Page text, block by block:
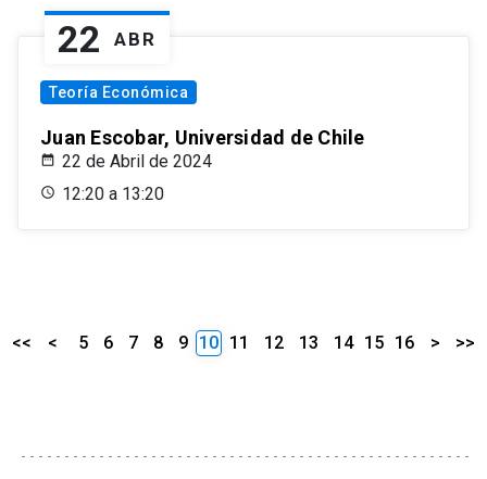
22 ABR
Teoría Económica
Juan Escobar, Universidad de Chile
22 de Abril de 2024
12:20 a 13:20
<< < 5 6 7 8 9 10 11 12 13 14 15 16 > >>